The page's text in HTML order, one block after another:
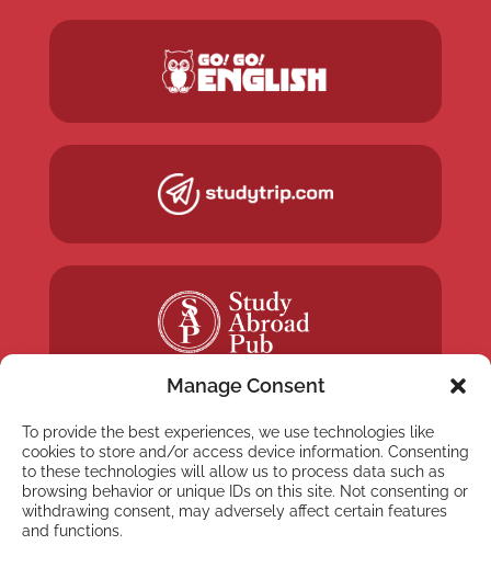
Manage Consent
To provide the best experiences, we use technologies like
cookies to store and/or access device information. Consenting
to these technologies will allow us to process data such as
browsing behavior or unique IDs on this site. Not consenting or
withdrawing consent, may adversely affect certain features
and functions.
NYHETSBREV
Anmäl dig till vårt